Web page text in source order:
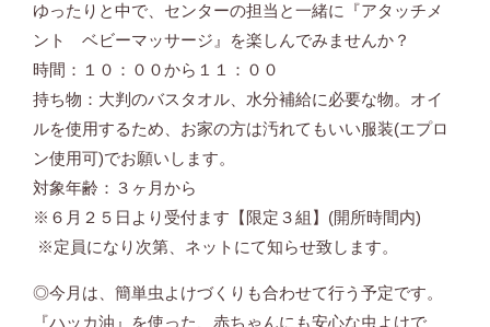
ゆったりと中で、センターの担当と一緒に『アタッチメ
ント ベビーマッサージ』を楽しんでみませんか？
時間：１０：００から１１：００
持ち物：大判のバスタオル、水分補給に必要な物。オイ
ルを使用するため、お家の方は汚れてもいい服装(エプロ
ン使用可)でお願いします。
対象年齢：３ヶ月から
※６月２５日より受付ます【限定３組】(開所時間内)
※定員になり次第、ネットにて知らせ致します。
◎今月は、簡単虫よけづくりも合わせて行う予定です。
『ハッカ油』を使った、赤ちゃんにも安心な虫よけで